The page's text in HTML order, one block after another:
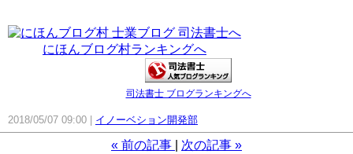
にほんブログ村ランキングへ
司法書士 ブログランキングへ
2018/05/07 09:00 イノーベション開発部
« 前の記事 次の記事 »